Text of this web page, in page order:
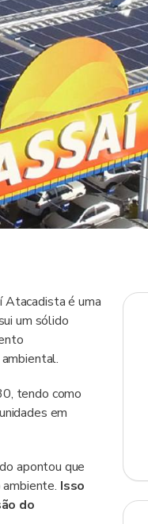
Atacadista é uma
um sólido
tendo como
em
apontou que
Isso
do